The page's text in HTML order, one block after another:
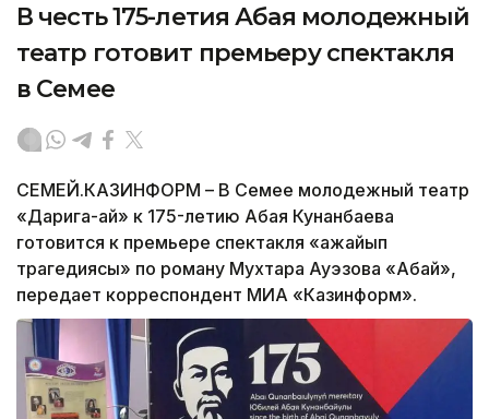
В честь 175-летия Абая молодежный
театр готовит премьеру спектакля
в Семее
СЕМЕЙ.КАЗИНФОРМ – В Семее молодежный театр
«Дарига-ай» к 175-летию Абая Кунанбаева
готовится к премьере спектакля «Ғажайып
трагедиясы» по роману Мухтара Ауэзова «Абай»,
передает корреспондент МИА «Казинформ».